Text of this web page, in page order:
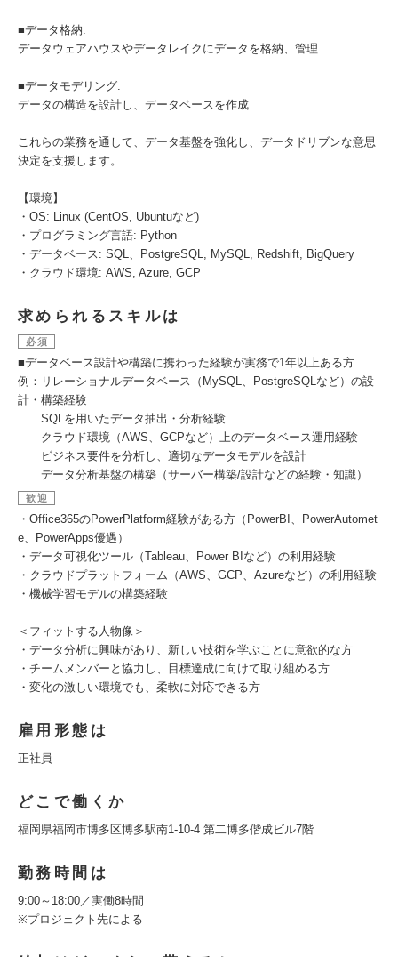
■データ格納:
データウェアハウスやデータレイクにデータを格納、管理
■データモデリング:
データの構造を設計し、データベースを作成
これらの業務を通して、データ基盤を強化し、データドリブンな意思
決定を支援します。
【環境】
・OS: Linux (CentOS, Ubuntuなど)
・プログラミング言語: Python
・データベース: SQL、PostgreSQL, MySQL, Redshift, BigQuery
・クラウド環境: AWS, Azure, GCP
求められるスキルは
必須
■データベース設計や構築に携わった経験が実務で1年以上ある方
例：リレーショナルデータベース（MySQL、PostgreSQLなど）の設
計・構築経験
SQLを用いたデータ抽出・分析経験
クラウド環境（AWS、GCPなど）上のデータベース運用経験
ビジネス要件を分析し、適切なデータモデルを設計
データ分析基盤の構築（サーバー構築/設計などの経験・知識）
歓迎
・Office365のPowerPlatform経験がある方（PowerBI、PowerAutomet
e、PowerApps優遇）
・データ可視化ツール（Tableau、Power BIなど）の利用経験
・クラウドプラットフォーム（AWS、GCP、Azureなど）の利用経験
・機械学習モデルの構築経験
＜フィットする人物像＞
・データ分析に興味があり、新しい技術を学ぶことに意欲的な方
・チームメンバーと協力し、目標達成に向けて取り組める方
・変化の激しい環境でも、柔軟に対応できる方
雇用形態は
正社員
どこで働くか
福岡県福岡市博多区博多駅南1-10-4 第二博多偕成ビル7階
勤務時間は
9:00～18:00／実働8時間
※プロジェクト先による